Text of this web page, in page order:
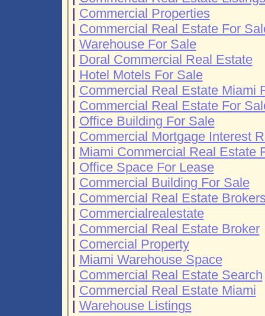
| Commercial Properties
| Commercial Real Estate For
| Warehouse For Sale
| Doral Commercial Real Estate
| Hotel Motels For Sale
| Commercial Real Estate Miami
| Commercial Real Estate For
| Office Building For Sale
| Commercial Mortgage Interest
| Miami Commercial Real Estate
| Office Space For Lease
| Commercial Building For Sale
| Commercial Real Estate
| Commercialrealestate
| Commercial Real Estate Broker
| Comercial Property
| Miami Warehouse Space
| Commercial Real Estate Search
| Commercial Real Estate Miami
| Warehouse Listings